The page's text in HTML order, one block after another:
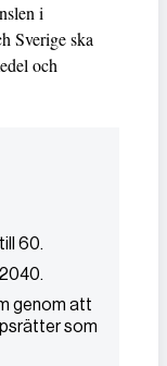
i
Sverige ska
och
60.
genom att
som